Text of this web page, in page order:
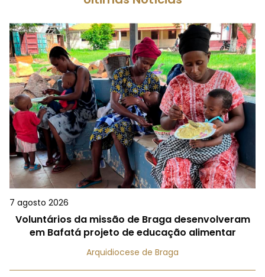
7 agosto 2026
Voluntários da missão de Braga desenvolveram
em Bafatá projeto de educação alimentar
Arquidiocese de Braga